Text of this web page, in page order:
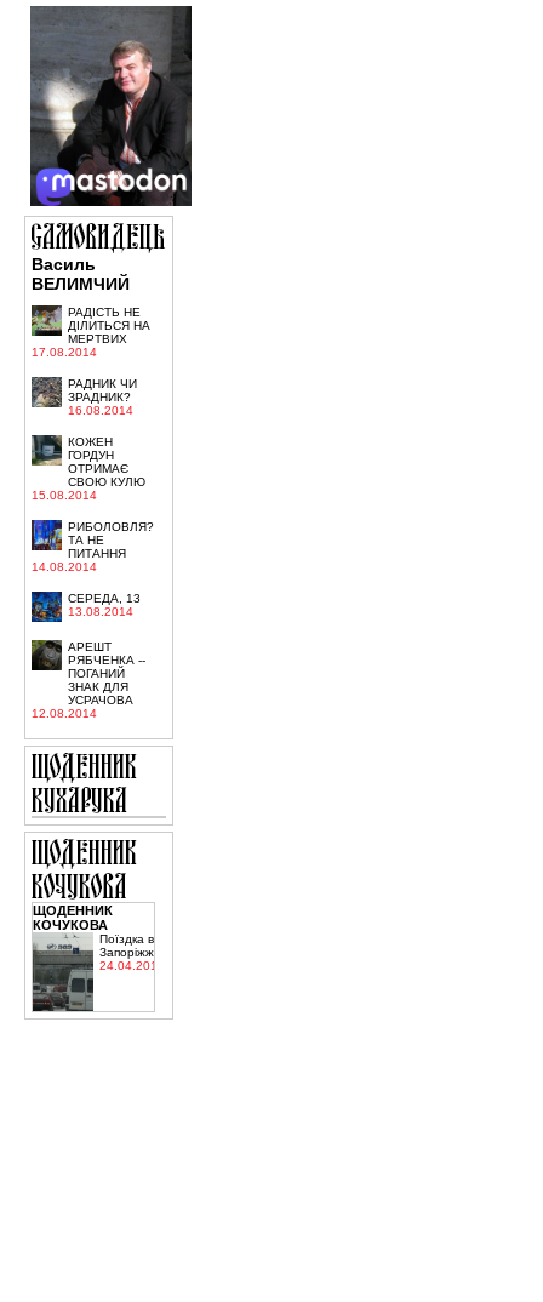
Василь
ВЕЛИМЧИЙ
РАДІСТЬ НЕ
ДІЛИТЬСЯ НА
МЕРТВИХ
17.08.2014
РАДНИК ЧИ
ЗРАДНИК?
16.08.2014
КОЖЕН
ГОРДУН
ОТРИМАЄ
СВОЮ КУЛЮ
15.08.2014
РИБОЛОВЛЯ?
ТА НЕ
ПИТАННЯ
14.08.2014
СЕРЕДА, 13
13.08.2014
АРЕШТ
РЯБЧЕНКА --
ПОГАНИЙ
ЗНАК ДЛЯ
УСРАЧОВА
12.08.2014
ЩОДЕННИК
КОЧУКОВА
Поїздка в
Запоріжжя
24.04.2015